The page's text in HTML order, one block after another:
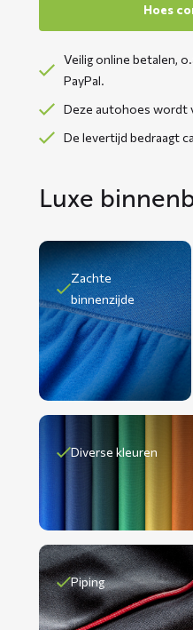
Veilig online betalen,
PayPal.
Deze autohoes wordt
De levertijd bedraagt
Luxe
Zachte
binnenzijde
Diverse kleuren
Piping